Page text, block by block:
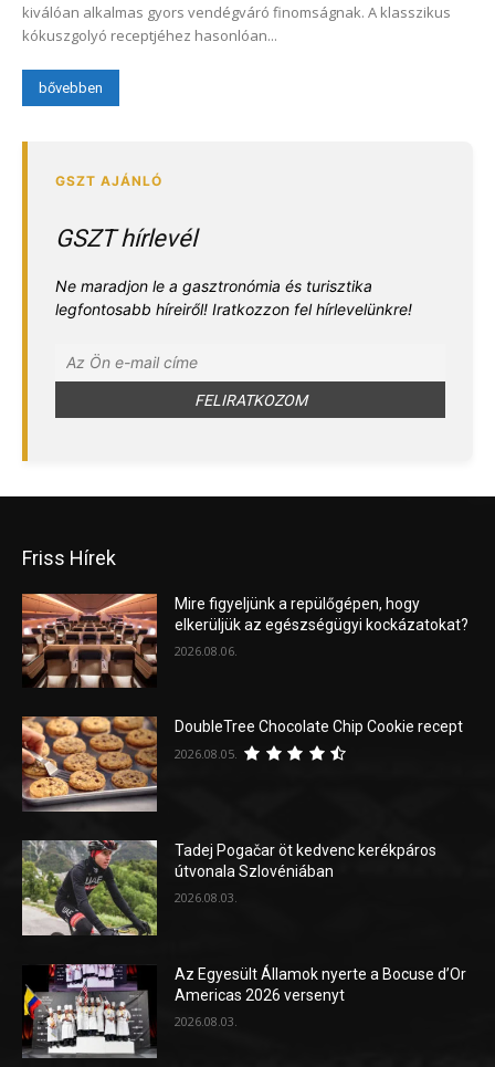
kiválóan alkalmas gyors vendégváró finomságnak. A klasszikus
kókuszgolyó receptjéhez hasonlóan...
bővebben
GSZT hírlevél
Ne maradjon le a gasztronómia és turisztika
legfontosabb híreiről! Iratkozzon fel hírlevelünkre!
Friss Hírek
Mire figyeljünk a repülőgépen, hogy
elkerüljük az egészségügyi kockázatokat?
2026.08.06.
DoubleTree Chocolate Chip Cookie recept
2026.08.05.
Tadej Pogačar öt kedvenc kerékpáros
útvonala Szlovéniában
2026.08.03.
Az Egyesült Államok nyerte a Bocuse d’Or
Americas 2026 versenyt
2026.08.03.